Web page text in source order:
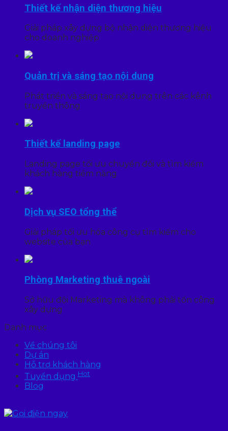
Thiết kế nhận diện thương hiệu
Giải pháp xây dựng bộ nhận diện thương hiệu
cho doanh nghiệp
Quản trị và sáng tạo nội dung
Phát triển và sáng tạo nội dung trên các kênh
truyền thông
Thiết kế landing page
Landing page tối ưu chuyển đổi và tìm kiếm
khách hàng tiềm năng
Dịch vụ SEO tổng thể
Giải pháp tối ưu hóa công cụ tìm kiếm cho
website của bạn
Phòng Marketing thuê ngoài
Sở hữu đội Marketing mà không phải tốn công
xây dựng
Danh mục
Về chúng tôi
Dự án
Hỗ trợ khách hàng
Tuyển dụng Hot
Blog